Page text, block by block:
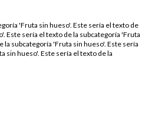
'Fruta sin hueso'. Este sería el texto de
Este sería el texto de la subcategoría 'Fruta
la subcategoría 'Fruta sin hueso'. Este sería
sin hueso'. Este sería el texto de la